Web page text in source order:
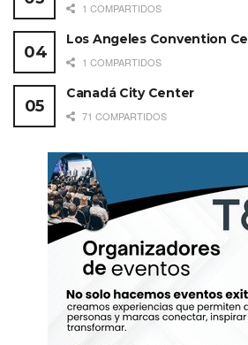
Además, sus villas con alberca
tratamientos holísticos y espacios
medio de la naturaleza lo convierten
para incentivos y eventos que
mente, cuerpo y paladar.
1 COMPARTIDOS
Los Angeles Convention
1 COMPARTIDOS
Canadá City Center
71 COMPARTIDOS